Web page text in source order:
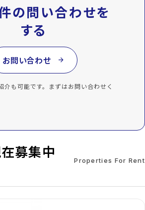
の問い合わせを
する
お問い合わせ arrow_forward
も可能です。まずはお問い合わせく
募集中
Properties For Rent